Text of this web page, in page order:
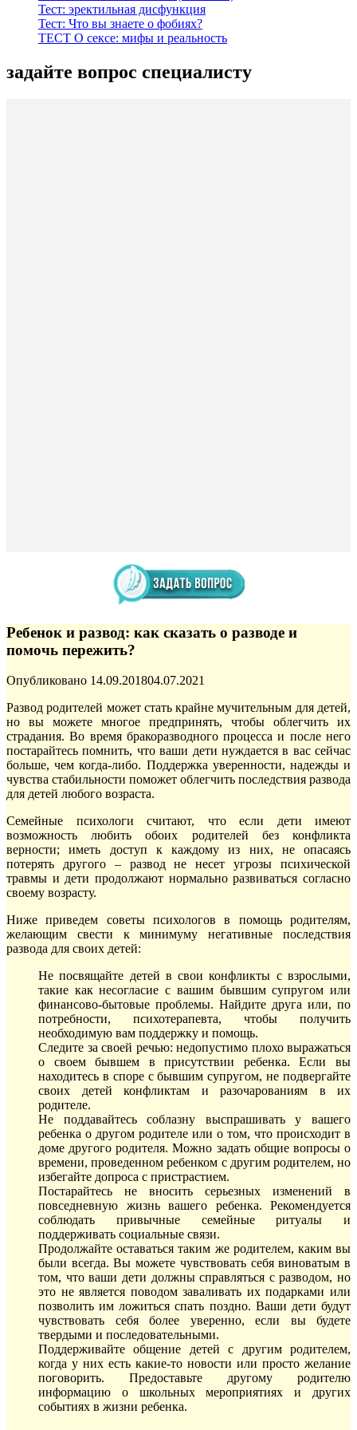
Тест: эректильная дисфункция
Тест: Что вы знаете о фобиях?
ТЕСТ О сексе: мифы и реальность
задайте вопрос специалисту
Ребенок и развод: как сказать о разводе и
помочь пережить?
Опубликовано 14.09.201804.07.2021
Развод родителей может стать крайне мучительным для детей,
но вы можете многое предпринять, чтобы облегчить их
страдания.Во время бракоразводного процесса и после него
постарайтесь помнить, что ваши дети нуждается в вас сейчас
больше, чем когда-либо. Поддержка уверенности, надежды и
чувства стабильности поможет облегчить последствия развода
для детей любого возраста.
Семейные психологи считают, что если дети имеют
возможность любить обоих родителей без конфликта
верности; иметь доступ к каждому из них, не опасаясь
потерять другого – развод не несет угрозы психической
травмы и дети продолжают нормально развиваться согласно
своему возрасту.
Ниже приведем советы психологов в помощь родителям,
желающим свести к минимуму негативные последствия
развода для своих детей:
Не посвящайте детей в свои конфликты с взрослыми,
такие как несогласие с вашим бывшим супругом или
финансово-бытовые проблемы. Найдите друга или, по
потребности, психотерапевта, чтобы получить
необходимую вам поддержку и помощь.
Следите за своей речью: недопустимо плохо выражаться
о своем бывшем в присутствии ребенка. Если вы
находитесь в споре с бывшим супругом, не подвергайте
своих детей конфликтам и разочарованиям в их
родителе.
Не поддавайтесь соблазну выспрашивать у вашего
ребенка о другом родителе или о том, что происходит в
доме другого родителя. Можно задать общие вопросы о
времени, проведенном ребенком с другим родителем, но
избегайте допроса с пристрастием.
Постарайтесь не вносить серьезных изменений в
повседневную жизнь вашего ребенка. Рекомендуется
соблюдать привычные семейные ритуалы и
поддерживать социальные связи.
Продолжайте оставаться таким же родителем, каким вы
были всегда. Вы можете чувствовать себя виноватым в
том, что ваши дети должны справляться с разводом, но
это не является поводом заваливать их подарками или
позволить им ложиться спать поздно. Ваши дети будут
чувствовать себя более уверенно, если вы будете
твердыми и последовательными.
Поддерживайте общение детей с другим родителем,
когда у них есть какие-то новости или просто желание
поговорить. Предоставьте другому родителю
информацию о школьных мероприятиях и других
событиях в жизни ребенка.